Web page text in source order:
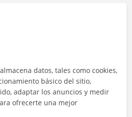
datos, tales como cookies,
básico del sitio,
adaptar los anuncios y medir
ofrecerte una mejor